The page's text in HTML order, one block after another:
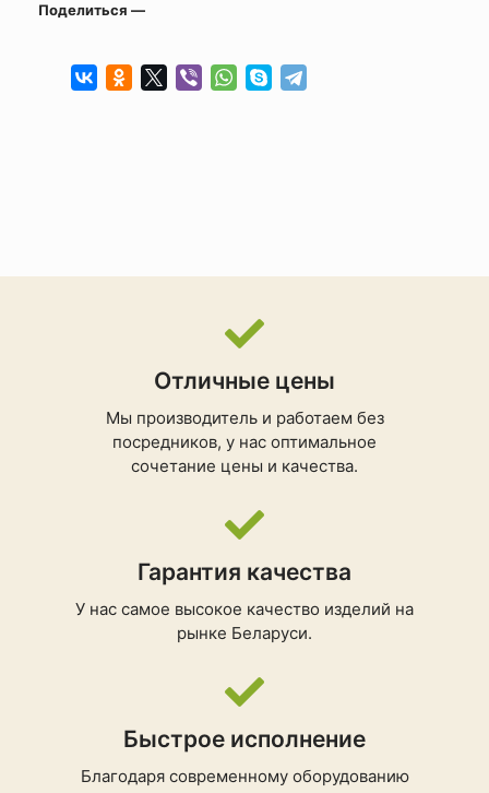
Поделиться —
Отличные цены
Мы производитель и работаем без
посредников, у нас оптимальное
сочетание цены и качества.
Гарантия качества
У нас самое высокое качество изделий на
рынке Беларуси.
Быстрое исполнение
Благодаря современному оборудованию